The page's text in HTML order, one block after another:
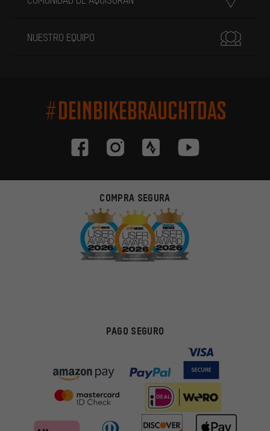
NUESTRO EQUIPO
#DEINBIKEBRAUCHTDAS
COMPRA SEGURA
PAGO SEGURO